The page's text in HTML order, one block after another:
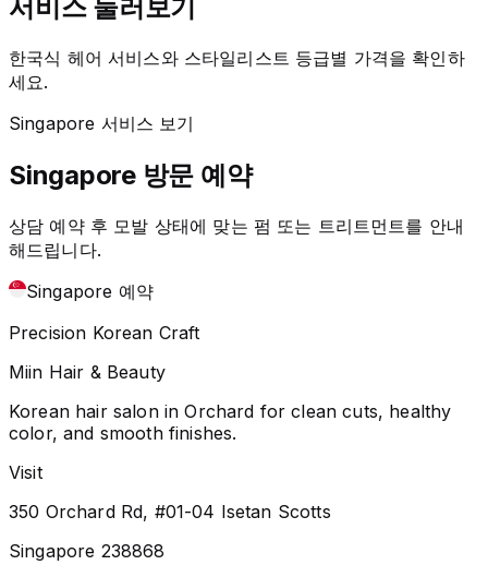
서비스 둘러보기
한국식 헤어 서비스와 스타일리스트 등급별 가격을 확인하
세요.
Singapore 서비스 보기
Singapore 방문 예약
상담 예약 후 모발 상태에 맞는 펌 또는 트리트먼트를 안내
해드립니다.
Singapore 예약
Precision Korean Craft
Miin Hair & Beauty
Korean hair salon in Orchard for clean cuts, healthy
color, and smooth finishes.
Visit
350 Orchard Rd, #01-04 Isetan Scotts
Singapore 238868